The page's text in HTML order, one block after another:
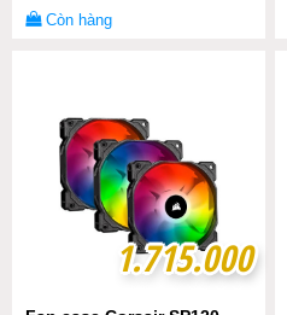
Còn hàng
1.715.000
1.715.000